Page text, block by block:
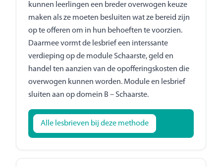
kunnen leerlingen een breder overwogen keuze
maken als ze moeten besluiten wat ze bereid zijn
op te offeren om in hun behoeften te voorzien.
Daarmee vormt de lesbrief een interssante
verdieping op de module Schaarste, geld en
handel ten aanzien van de opofferingskosten die
overwogen kunnen worden. Module en lesbrief
sluiten aan op domein B – Schaarste.
Alle lesbrieven bij deze methode